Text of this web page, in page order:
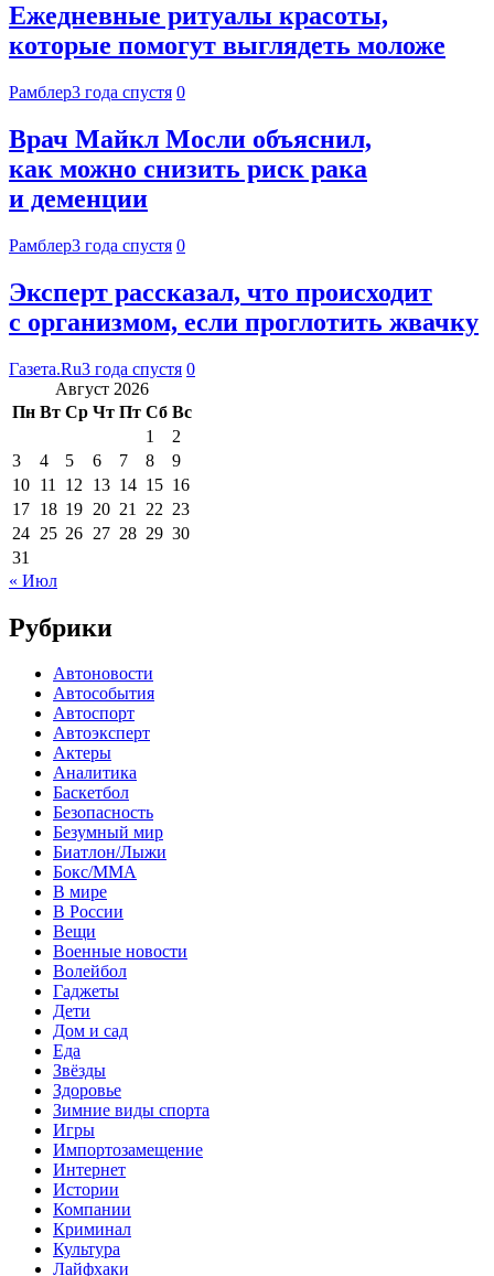
Ежедневные ритуалы красоты,
которые помогут выглядеть моложе
Рамблер3 года спустя 0
Врач Майкл Мосли объяснил,
как можно снизить риск рака
и деменции
Рамблер3 года спустя 0
Эксперт рассказал, что происходит
с организмом, если проглотить жвачку
Газета.Ru3 года спустя 0
Август 2026
Пн Вт Ср Чт Пт Сб Вс
1
2
3
4 5 6 7 8
9
10 11 12 13 14 15 16
17 18 19 20 21 22 23
24 25 26 27 28 29 30
31
« Июл
Рубрики
Автоновости
Автособытия
Автоспорт
Автоэксперт
Актеры
Аналитика
Баскетбол
Безопасность
Безумный мир
Биатлон/Лыжи
Бокс/MMA
В мире
В России
Вещи
Военные новости
Волейбол
Гаджеты
Дети
Дом и сад
Еда
Звёзды
Здоровье
Зимние виды спорта
Игры
Импортозамещение
Интернет
Истории
Компании
Криминал
Культура
Лайфхаки